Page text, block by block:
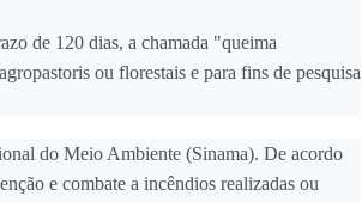
de 120 dias, a chamada "queima
ou florestais e para fins de pesquisa
do Meio Ambiente (Sinama). De acordo
e combate a incêndios realizadas ou